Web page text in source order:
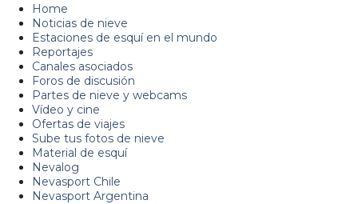
Home
Noticias de nieve
Estaciones de esquí en el mundo
Reportajes
Canales asociados
Foros de discusión
Partes de nieve y webcams
Vídeo y cine
Ofertas de viajes
Sube tus fotos de nieve
Material de esquí
Nevalog
Nevasport Chile
Nevasport Argentina